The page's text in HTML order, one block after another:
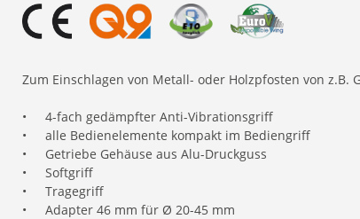
Zum Einschlagen von Metall- oder Holzpfosten von z.B.
•
4-fach gedämpfter Anti-Vibrationsgriff
•
alle Bedienelemente kompakt im Bediengriff
•
Getriebe Gehäuse aus Alu-Druckguss
•
Softgriff
•
Tragegriff
•
Adapter 46 mm für Ø 20-45 mm